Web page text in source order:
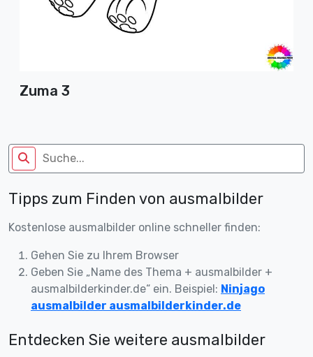
Zuma 3
Tipps zum Finden von ausmalbilder
Kostenlose ausmalbilder online schneller finden:
Gehen Sie zu Ihrem Browser
Geben Sie „Name des Thema + ausmalbilder +
ausmalbilderkinder.de“ ein. Beispiel: Ninjago
ausmalbilder ausmalbilderkinder.de
Entdecken Sie weitere ausmalbilder